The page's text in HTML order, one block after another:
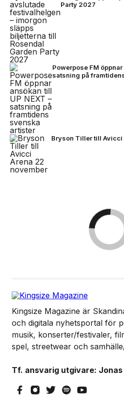
Party 2027
Powerpose FM
satsning på
Bryson Tiller till Avicci
Kingsize Magazine är
och digitala nyhetsportal för
musik, konserter/festivaler,
spel, streetwear och
Tf. ansvarig utgivare: Jonas